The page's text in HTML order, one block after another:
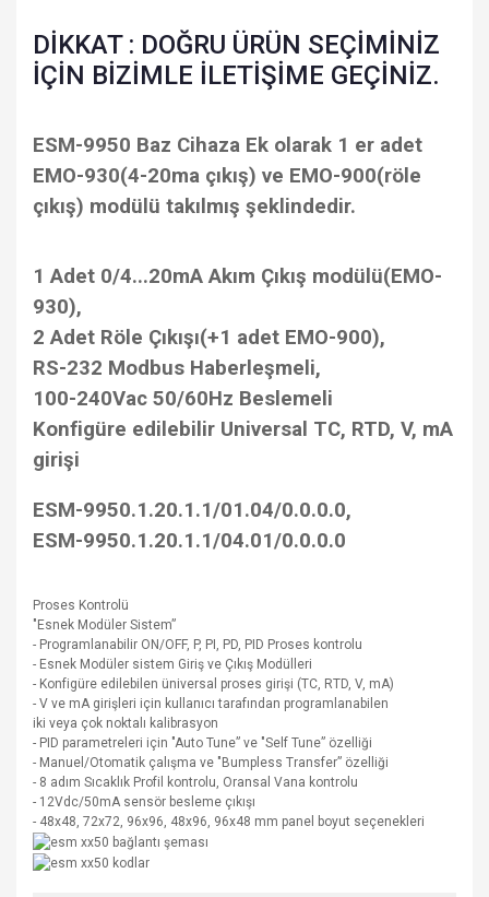
DİKKAT : DOĞRU ÜRÜN SEÇİMİNİZ
İÇİN BİZİMLE İLETİŞİME GEÇİNİZ.
ESM-9950 Baz Cihaza Ek olarak 1 er adet
EMO-930(4-20ma çıkış) ve EMO-900(röle
çıkış) modülü takılmış şeklindedir.
1 Adet 0/4...20mA Akım Çıkış modülü(EMO-
930),
2 Adet Röle Çıkışı(+1 adet EMO-900),
RS-232 Modbus Haberleşmeli,
100-240Vac 50/60Hz Beslemeli
Konfigüre edilebilir Universal TC, RTD, V, mA
girişi
ESM-9950.1.20.1.1/01.04/0.0.0.0,
ESM-9950.1.20.1.1/04.01/0.0.0.0
Proses Kontrolü
"Esnek Modüler Sistem”
- Programlanabilir ON/OFF, P, PI, PD, PID Proses kontrolu
- Esnek Modüler sistem Giriş ve Çıkış Modülleri
- Konfigüre edilebilen üniversal proses girişi (TC, RTD, V, mA)
- V ve mA girişleri için kullanıcı tarafından programlanabilen
iki veya çok noktalı kalibrasyon
- PID parametreleri için "Auto Tune” ve "Self Tune” özelliği
- Manuel/Otomatik çalışma ve "Bumpless Transfer” özelliği
- 8 adım Sıcaklık Profil kontrolu, Oransal Vana kontrolu
- 12Vdc/50mA sensör besleme çıkışı
- 48x48, 72x72, 96x96, 48x96, 96x48 mm panel boyut seçenekleri